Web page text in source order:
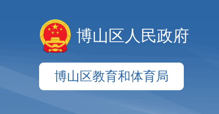
博山区人民政府
博山区教育和体育局